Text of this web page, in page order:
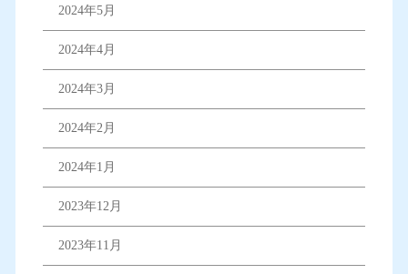
2024年5月
2024年4月
2024年3月
2024年2月
2024年1月
2023年12月
2023年11月